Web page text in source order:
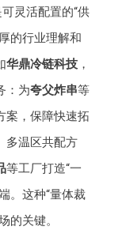
灵活配置的“供
的行业理解和
华鼎冷链科技 ，
：为夸父炸串等
案，保障快速拓
多温区共配方
等工厂打造“一
。这种“量体裁
的关键。